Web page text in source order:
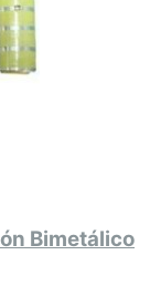
Bimetálico